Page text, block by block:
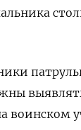
воинском